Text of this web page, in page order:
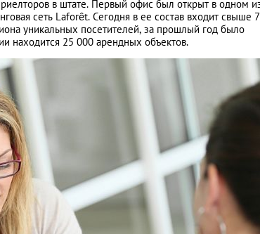
в штате. Первый офис был открыт в одном
сеть Laforêt. Сегодня в ее состав входит свыше
уникальных посетителей, за прошлый год было
находится 25 000 арендных объектов.